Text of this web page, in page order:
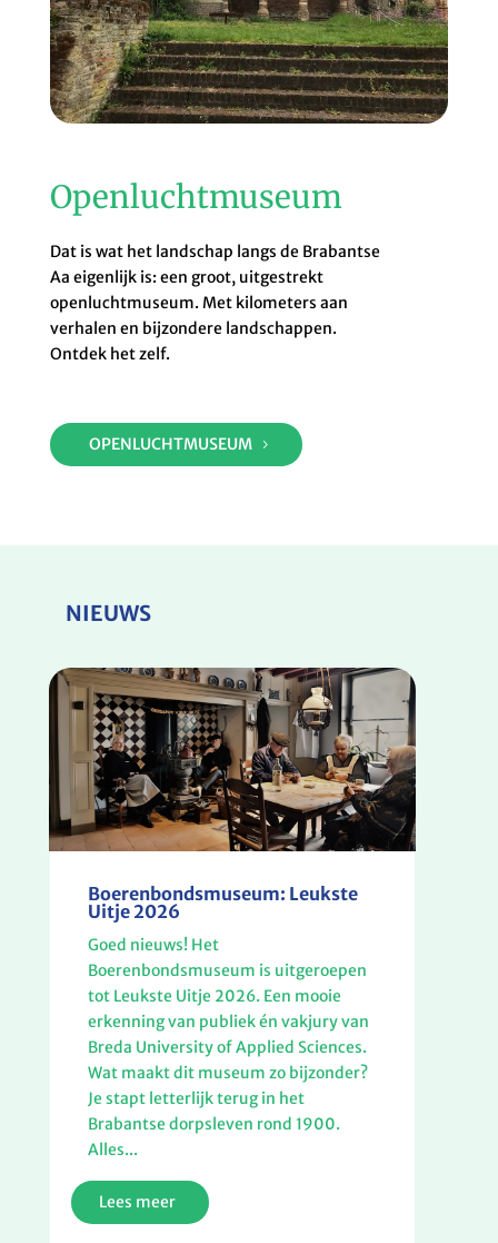
Openluchtmuseum
Dat is wat het landschap langs de Brabantse
Aa eigenlijk is: een groot, uitgestrekt
openluchtmuseum. Met kilometers aan
verhalen en bijzondere landschappen.
Ontdek het zelf.
OPENLUCHTMUSEUM
NIEUWS
Boerenbondsmuseum: Leukste
Uitje 2026
Goed nieuws! Het
Boerenbondsmuseum is uitgeroepen
tot Leukste Uitje 2026. Een mooie
erkenning van publiek én vakjury van
Breda University of Applied Sciences.
Wat maakt dit museum zo bijzonder?
Je stapt letterlijk terug in het
Brabantse dorpsleven rond 1900.
Alles...
Lees meer